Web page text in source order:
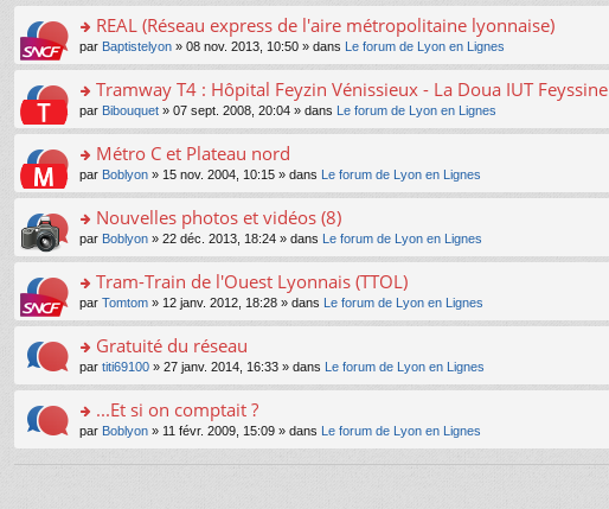
e
nt
s
ré
c
e
nt
le
pl
u
s
ré
c
e
nt
e
n
n
le
pl
u
s
ré
c
e
nt
a
g
e
n
n
le
pl
u
s
ré
c
e
nt
le
m
e
s
a
g
e
n
n
le
pl
u
s
ré
c
e
nt
s
ult
er
le
m
e
s
a
g
e
n
n
le
pl
u
s
ré
c
e
nt
o
n
s
ult
er
le
m
e
s
a
g
e
n
n
le
pl
u
s
ré
c
REAL (Réseau express de l'aire métropolitaine lyonnaise)
par Baptistelyon » 08 nov. 2013, 10:50 » dans Le forum de Lyon en Lignes
o
n
s
ult
er
le
m
e
s
a
g
e
n
n
le
pl
u
s
Tramway T4 : Hôpital Feyzin Vénissieux - La Doua IUT Feyssine
par Bibouquet » 07 sept. 2008, 20:04 » dans Le forum de Lyon en Lignes
o
n
s
ult
er
le
m
e
s
a
g
e
n
n
Métro C et Plateau nord
par Boblyon » 15 nov. 2004, 10:15 » dans Le forum de Lyon en Lignes
o
n
s
ult
er
le
m
e
s
a
g
e
Nouvelles photos et vidéos (8)
par Boblyon » 22 déc. 2013, 18:24 » dans Le forum de Lyon en Lignes
o
n
s
ult
er
le
m
e
s
s
Tram-Train de l'Ouest Lyonnais (TTOL)
par Tomtom » 12 janv. 2012, 18:28 » dans Le forum de Lyon en Lignes
o
n
s
ult
er
Gratuité du réseau
par titi69100 » 27 janv. 2014, 16:33 » dans Le forum de Lyon en Lignes
o
n
s
...Et si on comptait ?
par Boblyon » 11 févr. 2009, 15:09 » dans Le forum de Lyon en Lignes